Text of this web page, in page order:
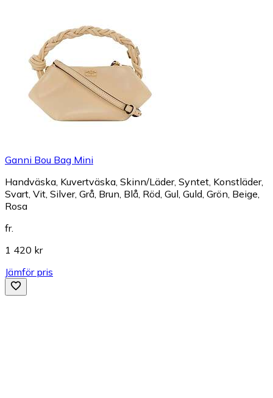
Ganni Bou Bag Mini
Handväska, Kuvertväska, Skinn/Läder, Syntet, Konstläder,
Svart, Vit, Silver, Grå, Brun, Blå, Röd, Gul, Guld, Grön, Beige,
Rosa
fr.
1 420 kr
Jämför pris